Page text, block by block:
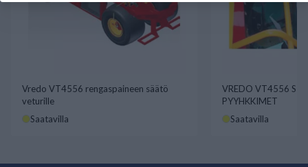
Vredo VT4556 rengaspaineen säätö
veturille
Saatavilla
VREDO VT4556
PYYHKKIMET
Saatavilla